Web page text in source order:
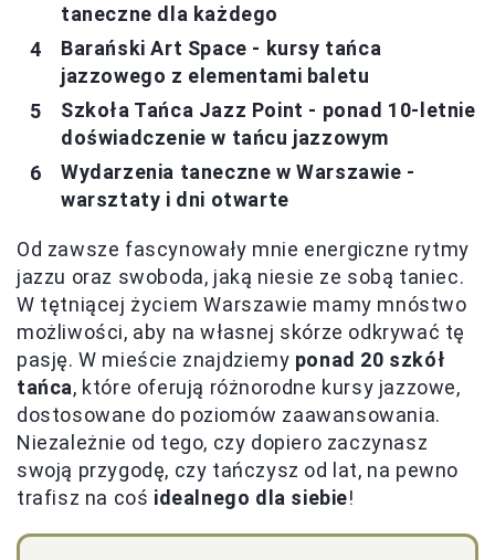
taneczne dla każdego
Barański Art Space - kursy tańca
jazzowego z elementami baletu
Szkoła Tańca Jazz Point - ponad 10-letnie
doświadczenie w tańcu jazzowym
Wydarzenia taneczne w Warszawie -
warsztaty i dni otwarte
Od zawsze fascynowały mnie energiczne rytmy
jazzu oraz swoboda, jaką niesie ze sobą taniec.
W tętniącej życiem Warszawie mamy mnóstwo
możliwości, aby na własnej skórze odkrywać tę
pasję. W mieście znajdziemy ponad 20 szkół
tańca, które oferują różnorodne kursy jazzowe,
dostosowane do poziomów zaawansowania.
Niezależnie od tego, czy dopiero zaczynasz
swoją przygodę, czy tańczysz od lat, na pewno
trafisz na coś idealnego dla siebie!